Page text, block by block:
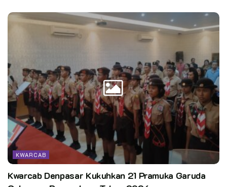
KWARCAB
Kwarcab Denpasar Kukuhkan 21 Pramuka Garuda